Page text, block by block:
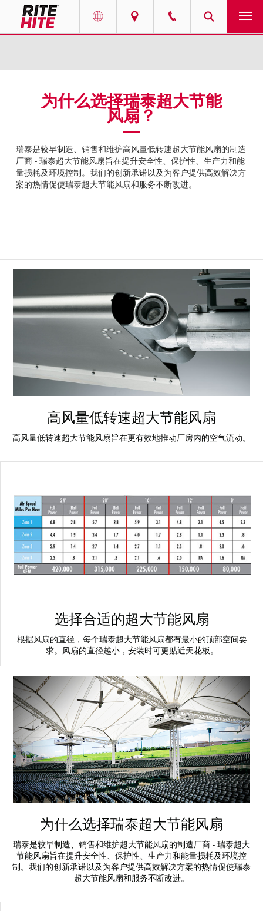
AMERICAS
English
Portuguese
Dutch
ASIA PACIFIC
English
MIDDLE EAST/AFRICA
解决方案
走进瑞泰
联系我们
帮助
招贤纳士
查找销售代表
为什么选择瑞泰超大节能
风扇？
瑞泰是较早制造、销售和维护高风量低转速超大节能风扇的制造
厂商 - 瑞泰超大节能风扇旨在提升安全性、保护性、生产力和能
量损耗及环境控制。我们的创新承诺以及为客户提供高效解决方
案的热情促使瑞泰超大节能风扇和服务不断改进。
高风量低转速超大节能风扇
高风量低转速超大节能风扇旨在更有效地推动厂房内的空气流动。
选择合适的超大节能风扇
根据风扇的直径，每个瑞泰超大节能风扇都有最小的顶部空间要
求。风扇的直径越小，安装时可更贴近天花板。
为什么选择瑞泰超大节能风扇
瑞泰是较早制造、销售和维护超大节能风扇的制造厂商 - 瑞泰超大
节能风扇旨在提升安全性、保护性、生产力和能量损耗及环境控
制。我们的创新承诺以及为客户提供高效解决方案的热情促使瑞泰
超大节能风扇和服务不断改进。